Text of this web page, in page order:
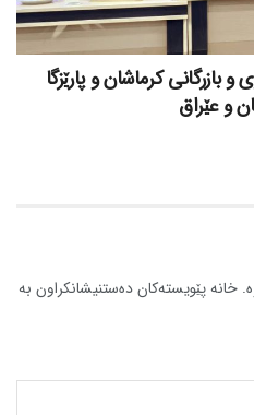
بازرگانی کرماشان و پارێزگا
و عێراق
خانە پێویستەکان دەستنیشانکراون بە